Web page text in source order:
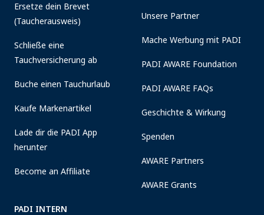
Ersetze dein Brevet
(Taucherausweis)
Schließe eine
Tauchversicherung ab
Buche einen Tauchurlaub
Kaufe Markenartikel
Lade dir die PADI App
herunter
Become an Affiliate
PADI INTERN
Unsere Partner
Mache Werbung mit PADI
PADI AWARE Foundation
PADI AWARE FAQs
Geschichte & Wirkung
Spenden
AWARE Partners
AWARE Grants